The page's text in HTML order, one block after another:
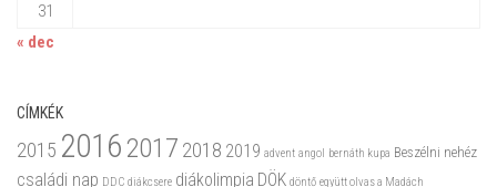
31
« dec
CÍMKÉK
2015 20162017 2018 2019 advent angol bernáth kupa Beszélni nehéz
családi nap DDC diákcsere diákolimpia DÖK döntő együtt olvas a Madách